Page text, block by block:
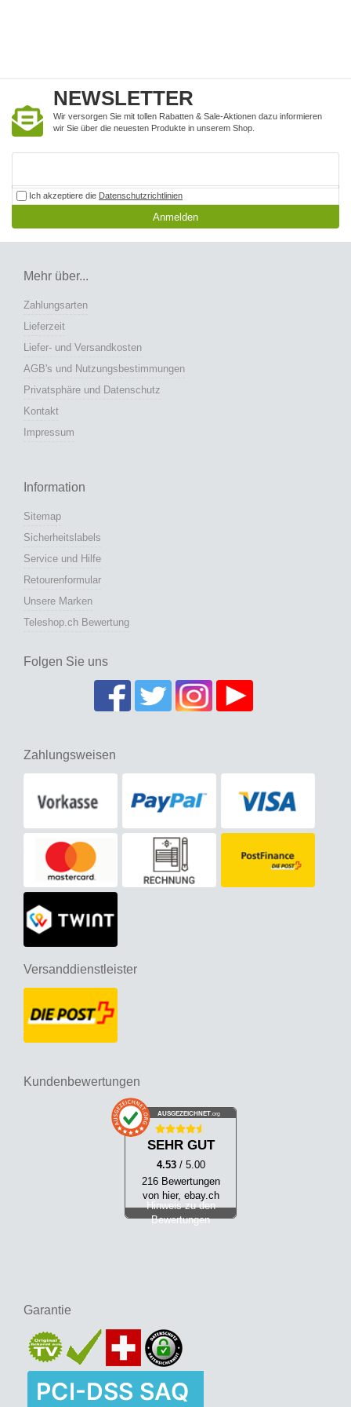
NEWSLETTER
Wir versorgen Sie mit tollen Rabatten & Sale-Aktionen dazu informieren
wir Sie über die neuesten Produkte in unserem Shop.
Ich akzeptiere die Datenschutzrichtlinien
Anmelden
Mehr über...
Zahlungsarten
Lieferzeit
Liefer- und Versandkosten
AGB's und Nutzungsbestimmungen
Privatsphäre und Datenschutz
Kontakt
Impressum
Information
Sitemap
Sicherheitslabels
Service und Hilfe
Retourenformular
Unsere Marken
Teleshop.ch Bewertung
Folgen Sie uns
Zahlungsweisen
Versanddienstleister
Kundenbewertungen
AUSGEZEICHNET .org
SEHR GUT
4.53 / 5.00
216 Bewertungen
von hier, ebay.ch
Hinweis zu den
Bewertungen
Garantie